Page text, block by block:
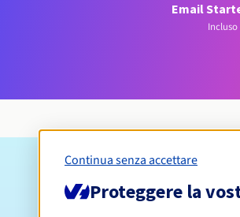
Email
Continua senza accettare
Proteggere la